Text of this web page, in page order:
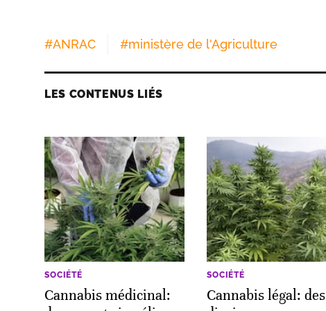
#ANRAC #ministère de l'Agriculture
LES CONTENUS LIÉS
SOCIÉTÉ
Cannabis médicinal:
SOCIÉTÉ
Cannabis légal: des